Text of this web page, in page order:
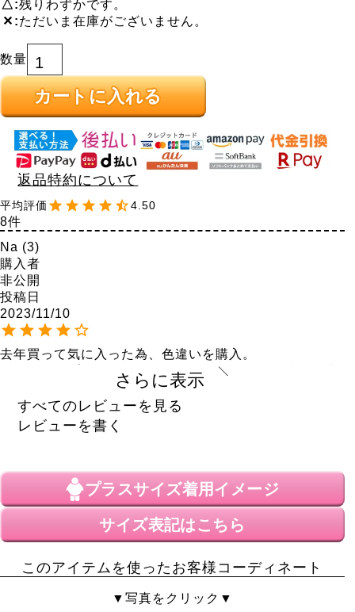
△ 残りわずかです。
✕ ただいま在庫がございません。
カートに入れる
返品特約について
4.50
8
Na
3
購入者
非公開
投稿日
2023/11/10
去年買って気に入った為、色違いを購入。
ダークパープルというよりは…ワインレッドに近い色味
に個人的に感じた為、☆１つ減らさせて頂きました。
なる
3
購入者
2021/12/05
色が暖かみのある色で、暖かいです。ゆったりしていて
着心地はいいです。
ラテ
1
奈良県 40代 女性
さらに表示
すべてのレビューを見る
レビューを書く
プラスサイズ着用イメージ
サイズ表記はこちら
このアイテムを使ったお客様コーディネート
▼写真をクリック▼